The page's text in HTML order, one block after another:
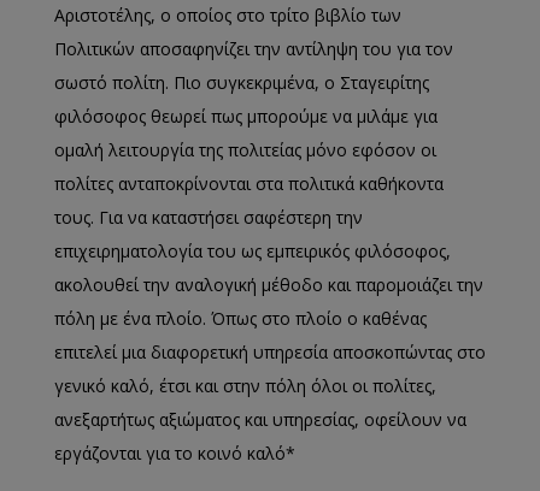
Αριστοτέλης, ο οποίος στο τρίτο βιβλίο των
Πολιτικών αποσαφηνίζει την αντίληψη του για τον
σωστό πολίτη. Πιο συγκεκριμένα, ο Σταγειρίτης
φιλόσοφος θεωρεί πως μπορούμε να μιλάμε για
ομαλή λειτουργία της πολιτείας μόνο εφόσον οι
πολίτες ανταποκρίνονται στα πολιτικά καθήκοντα
τους. Για να καταστήσει σαφέστερη την
επιχειρηματολογία του ως εμπειρικός φιλόσοφος,
ακολουθεί την αναλογική μέθοδο και παρομοιάζει την
πόλη με ένα πλοίο. Όπως στο πλοίο ο καθένας
επιτελεί μια διαφορετική υπηρεσία αποσκοπώντας στο
γενικό καλό, έτσι και στην πόλη όλοι οι πολίτες,
ανεξαρτήτως αξιώματος και υπηρεσίας, οφείλουν να
εργάζονται για το κοινό καλό*